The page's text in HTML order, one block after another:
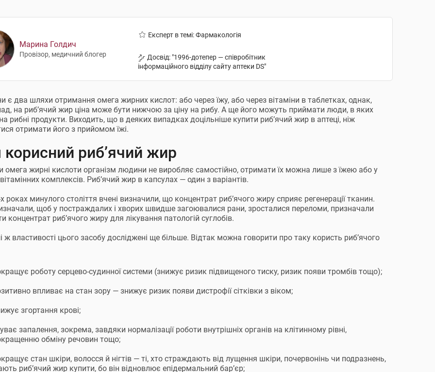
Марина Голдич
Провізор, медичний блогер
Експерт в темі: Фармакологія
Досвід: "1996-дотепер — співробітник
інформаційного відділу сайту аптеки DS"
є два шляхи отримання омега жирних кислот: або через їжу, або через вітаміни в таблетках, однак,
на риб’ячий жир ціна може бути нижчою за ціну на рибу. А ще його можуть приймати люди, в яких
рибні продукти. Виходить, що в деяких випадках доцільніше купити риб’ячий жир в аптеці, ніж
отримати його з прийомом їжі.
риб’ячий жир
омега жирні кислоти організм людини не виробляє самостійно, отримати їх можна лише з їжею або у
комплексів. Риб’ячий жир в капсулах — один з варіантів.
роках минулого століття вчені визначили, що концентрат риб’ячого жиру сприяє регенерації тканин.
щоб у постраждалих і хворих швидше загоювалися рани, зросталися переломи, призначали
концентрат риб’ячого жиру для лікування патологій суглобів.
ж властивості цього засобу досліджені ще більше. Відтак можна говорити про таку користь риб’ячого
роботу серцево-судинної системи (знижує ризик підвищеного тиску, ризик появи тромбів тощо);
впливає на стан зору — знижує ризик появи дистрофії сітківки з віком;
згортання крові;
запалення, зокрема, завдяки нормалізації роботи внутрішніх органів на клітинному рівні,
обміну речовин тощо;
стан шкіри, волосся й нігтів — ті, хто страждають від лущення шкіри, почервонінь чи подразнень,
риб’ячий жир купити, бо він відновлює епідермальний бар’єр;